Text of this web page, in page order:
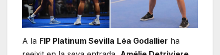
A la FIP Platinum Sevilla Léa Godallier ha